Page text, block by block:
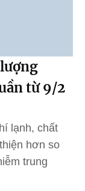
từ 9/2
lạnh, chất
hơn so
trung